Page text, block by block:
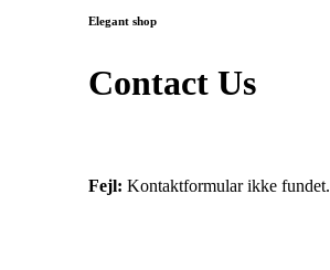
Elegant shop
Contact Us
Fejl: Kontaktformular ikke fundet.